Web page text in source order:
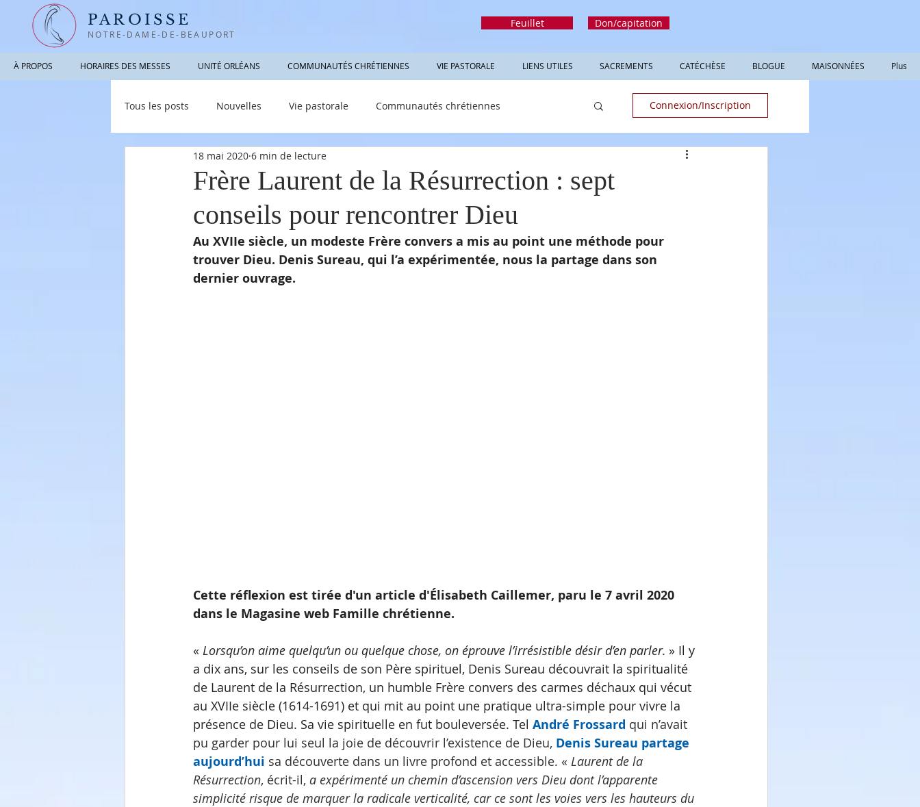
PAROISSE
NOTRE-DAME-DE-BEAUPORT
Feuillet Don/capitation
À PROPOS HORAIRES DES MESSES UNITÉ ORLÉANS COMMUNAUTÉS CHRÉTIENNES VIE PASTORALE LIENS UTILES SACREMENTS CATÉCHÈSE BLOGUE MAISONNÉES Plus
Tous les posts Nouvelles Vie pastorale Communautés chrétiennes
Photographies / Vidéos Informations utiles
Connexion/Inscription
Frère Laurent de la Résurrection : sept
conseils pour rencontrer Dieu
18 mai 2020 6 min de lecture
Au XVIIe siècle, un modeste Frère convers a mis au point une méthode pour
trouver Dieu. Denis Sureau, qui l’a expérimentée, nous la partage dans son
dernier ouvrage.
Cette réflexion est tirée d'un article d'Élisabeth Caillemer, paru le 7 avril 2020
dans le Magasine web Famille chrétienne.
« Lorsqu’on aime quelqu’un ou quelque chose, on éprouve l’irrésistible désir d’en parler. » Il y
a dix ans, sur les conseils de son Père spirituel, Denis Sureau découvrait la spiritualité
de Laurent de la Résurrection, un humble Frère convers des carmes déchaux qui vécut
au XVIIe siècle (1614-1691) et qui mit au point une pratique ultra-simple pour vivre la
présence de Dieu. Sa vie spirituelle en fut bouleversée. Tel André Frossard qui n’avait
pu garder pour lui seul la joie de découvrir l’existence de Dieu, Denis Sureau partage
aujourd’hui sa découverte dans un livre profond et accessible. « Laurent de la
Résurrection, écrit-il, a expérimenté un chemin d’ascension vers Dieu dont l’apparente
simplicité risque de marquer la radicale verticalité, car ce sont les voies vers les hauteurs du